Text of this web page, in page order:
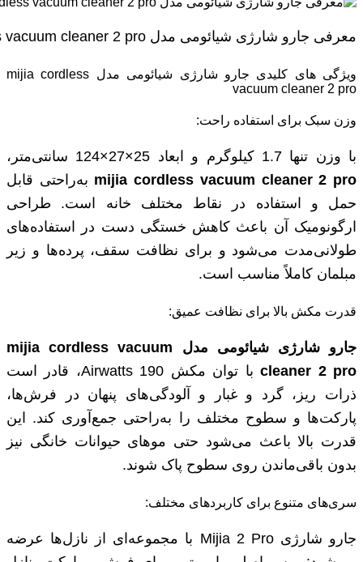
معرفی جارو شارژی شیائومی مدل mijia cordless vacuum cleaner 2 pro
ویژگی های کلیدی جارو شارژی شیائومی مدل mijia cordless
vacuum cleaner 2 pro
وزن سبک برای استفاده راحت:
با وزن تنها 1.7 کیلوگرم و ابعاد 25×27×124 سانتی‌متر،
mijia cordless vacuum cleaner 2 pro به‌راحتی قابل
حمل و استفاده در نقاط مختلف خانه است. طراحی
ارگونومیک آن باعث کاهش خستگی دست در استفاده‌های
طولانی‌مدت می‌شود و برای نظافت سقف، پرده‌ها و زیر
مبلمان کاملاً مناسب است.
قدرت مکش بالا برای نظافت عمیق:
جارو شارژی شیائومی مدل mijia cordless vacuum
cleaner 2 pro
با توان مکش 190 Airwatts، قادر است
ذرات ریز، گرد و غبار و آلودگی‌های پنهان در فرش‌ها،
پارکت‌ها و سطوح مختلف را به‌راحتی جمع‌آوری کند. این
قدرت بالا باعث می‌شود حتی موهای حیوانات خانگی نیز
بدون باقی‌ماندن روی سطوح پاک شوند.
سری‌های متنوع برای کاربردهای مختلف:
جارو شارژی Mijia 2 Pro با مجموعه‌ای از نازل‌ها عرضه